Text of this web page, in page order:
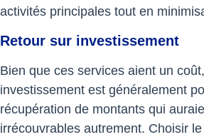
activités principales tout en
Retour sur investissement
Bien que ces services aient un
investissement est généralement
récupération de montants qui
irrécouvrables autrement. Choisir